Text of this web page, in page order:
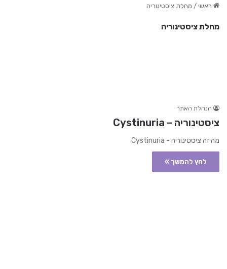
ראשי / מחלת ציסטינוריה
מחלת ציסטינוריה
הנהלת האתר
ציסטינוריה – Cystinuria
מה זה ציסטינוריה - Cystinuria
לחץ להמשך »